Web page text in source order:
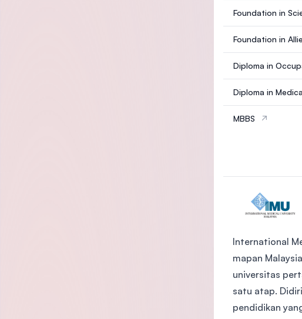
Foundation in
Foundation in
Diploma in
Diploma in
MBBS
International
mapan
universitas
satu atap.
pendidikan